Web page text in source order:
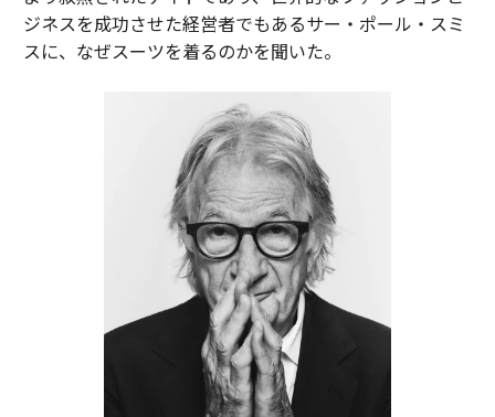
ジネスを成功させた経営者でもあるサー・ポール・スミ
スに、なぜスーツを着るのかを聞いた。